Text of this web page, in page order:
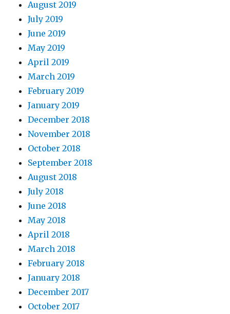
August 2019
July 2019
June 2019
May 2019
April 2019
March 2019
February 2019
January 2019
December 2018
November 2018
October 2018
September 2018
August 2018
July 2018
June 2018
May 2018
April 2018
March 2018
February 2018
January 2018
December 2017
October 2017